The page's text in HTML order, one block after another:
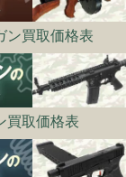
ン買取価格表
買取価格表